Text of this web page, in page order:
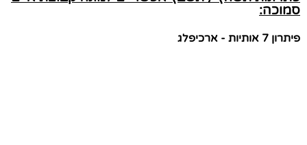
סמוכה:
פיתרון 7 אותיות - ארכיפלג